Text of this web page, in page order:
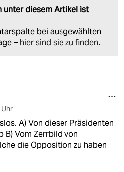
unter diesem Artikel ist
bei ausgewählten
– hier sind sie zu finden.
Uhr
A) Von dieser Präsidenten
B) Vom Zerrbild von
die Opposition zu haben